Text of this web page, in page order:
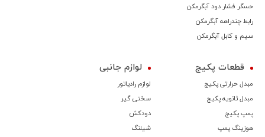
حسگر فشار دود آبگرمکن
رابط چندراهه آبگرمکن
سیم و کابل آبگرمکن
قطعات پکیج
مبدل حرارتی پکیج
مبدل ثانویه پکیج
پمپ پکیج
هوزینگ پمپ
لوازم جانبی
لوازم رادیاتور
سختی گیر
دودکش
شیلنگ